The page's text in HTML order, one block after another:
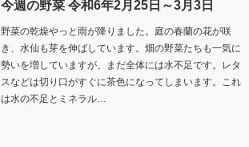
今週の野菜 令和6年2月25日～3月3日
野菜の乾燥やっと雨が降りました。庭の春蘭の花が咲
き、水仙も芽を伸ばしています。畑の野菜たちも一気に
勢いを増していますが、まだ全体には水不足です。レタ
スなどは切り口がすぐに茶色になってしまいます。これ
は水の不足とミネラル…